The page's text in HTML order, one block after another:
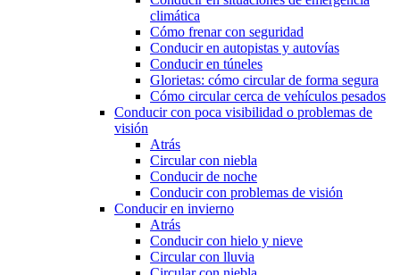
climática
Cómo frenar con seguridad
Conducir en autopistas y autovías
Conducir en túneles
Glorietas: cómo circular de forma segura
Cómo circular cerca de vehículos pesados
Conducir con poca visibilidad o problemas de
visión
Atrás
Circular con niebla
Conducir de noche
Conducir con problemas de visión
Conducir en invierno
Atrás
Conducir con hielo y nieve
Circular con lluvia